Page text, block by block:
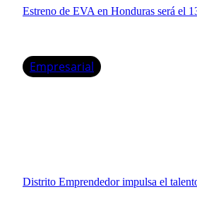
Estreno de EVA en Honduras será el
Empresarial
Distrito Emprendedor impulsa el